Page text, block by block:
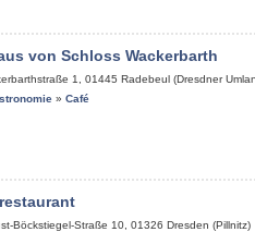
von Schloss Wackerbarth
1 01445 Radebeul (Dresdner
» Café
Böckstiegel-Straße 10 01326 Dresden (Pillnitz)